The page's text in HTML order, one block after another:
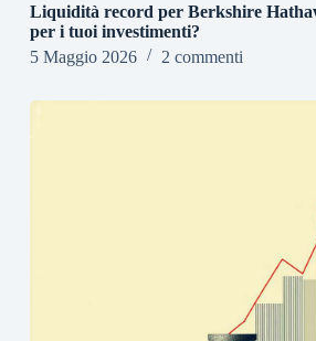
Liquidità record per Berkshire
per i tuoi investimenti?
5 Maggio 2026
2 commenti